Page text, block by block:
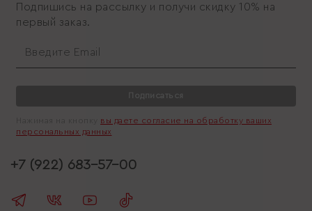
Подпишись на рассылку и получи скидку 10% на
первый заказ.
Подписаться
вы даете согласие на обработку ваших
персональных данных
+7 (922) 683-57-00